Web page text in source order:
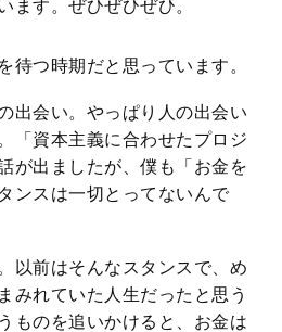
す。ぜひぜひぜひ。
つ時期だと思っています。
出会い。やっぱり人の出会い
「資本主義に合わせたプロジ
が出ましたが、僕も「お金を
ンスは一切とってないんで
以前はそんなスタンスで、め
みれていた人生だったと思う
ものを追いかけると、お金は